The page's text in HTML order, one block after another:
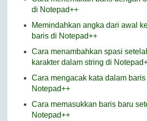
di Notepad++
Memindahkan angka dari awal
baris di Notepad++
Cara menambahkan spasi
karakter dalam string di
Cara mengacak kata dalam
Notepad++
Cara memasukkan baris baru
Notepad++